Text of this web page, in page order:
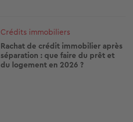
Crédits immobiliers
Rachat de crédit immobilier après
séparation : que faire du prêt et
du logement en 2026 ?